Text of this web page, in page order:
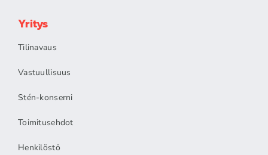
Yritys
Tilinavaus
Vastuullisuus
Stén-konserni
Toimitusehdot
Henkilöstö